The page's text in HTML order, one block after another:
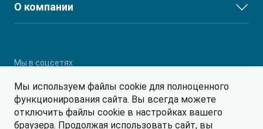
RF8
Сервис
Поддержка
О компании
Партнеры
Мы в соцсетях
Мы используем файлы cookie для полноценного
функционирования сайта. Вы всегда можете
отключить файлы cookie в настройках вашего
браузера. Продолжая использовать сайт, вы